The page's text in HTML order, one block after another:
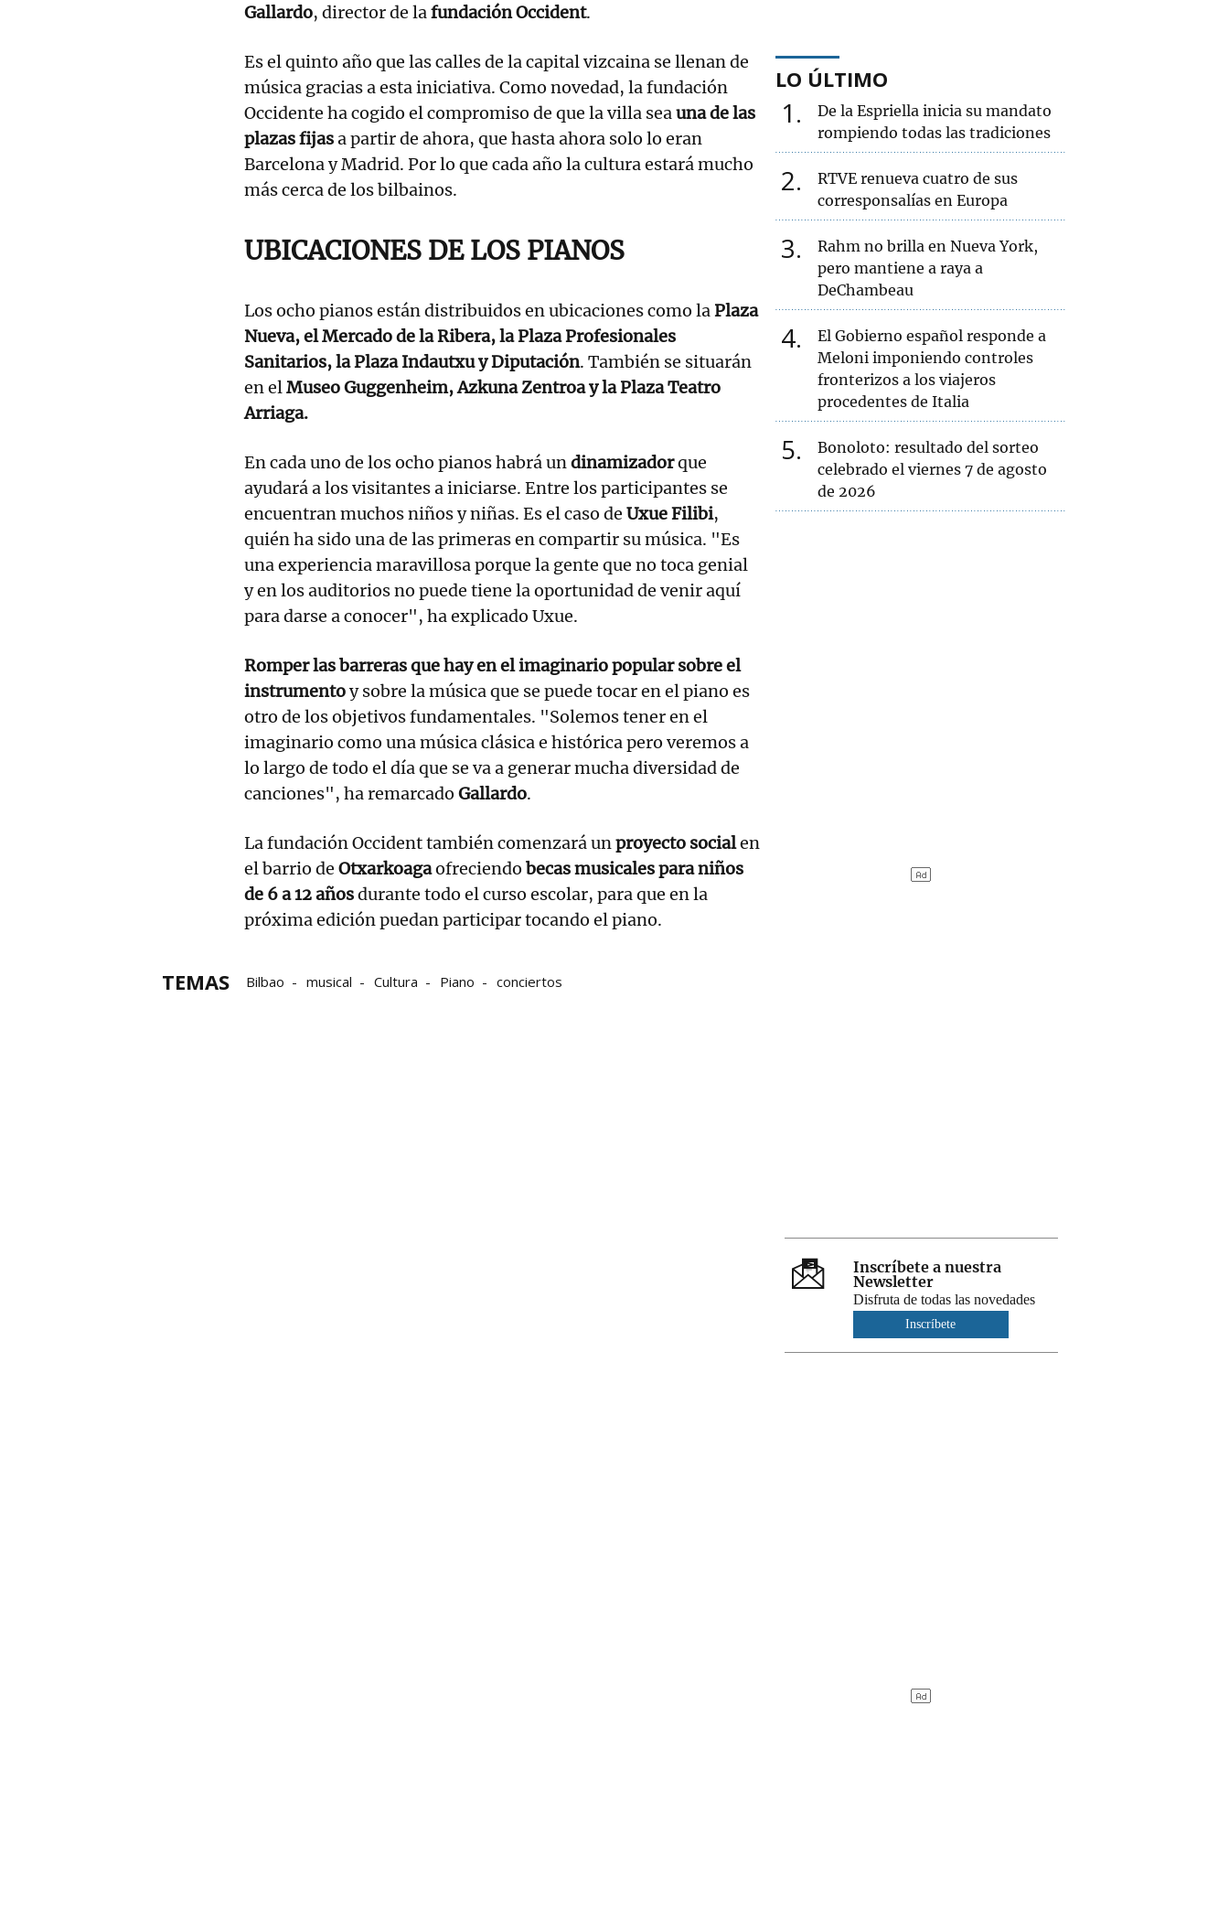
Gallardo, director de lafundación Occident.
Es el quinto año que las calles de la capital vizcaina se llenan de
música gracias a esta iniciativa. Como novedad, la fundación
Occidente ha cogido el compromiso de que la villa seauna de las
plazas fijasa partir de ahora, que hasta ahora solo lo eran
Barcelona y Madrid. Por lo que cada año la cultura estará mucho
más cerca de los bilbainos.
UBICACIONES DE LOS PIANOS
Los ocho pianos están distribuidos en ubicaciones como laPlaza
Nueva, el Mercado de la Ribera, la Plaza Profesionales
Sanitarios, la Plaza Indautxu y Diputación. También se situarán
en elMuseo Guggenheim, Azkuna Zentroa y la Plaza Teatro
Arriaga.
En cada uno de los ocho pianos habrá undinamizadorque
ayudará a los visitantes a iniciarse. Entre los participantes se
encuentran muchos niños y niñas. Es el caso de Uxue Filibi,
quién ha sido una de las primeras en compartir su música. "Es
una experiencia maravillosa porque la gente que no toca genial
y en los auditorios no puede tiene la oportunidad de venir aquí
para darse a conocer", ha explicado Uxue.
Romper las barreras que hay en el imaginario popular sobre el
instrumentoy sobre la música que se puede tocar en el piano es
otro de los objetivos fundamentales. "Solemos tener en el
imaginario como una música clásica e histórica pero veremos a
lo largo de todo el día que se va a generar mucha diversidad de
canciones", ha remarcado Gallardo.
La fundación Occident también comenzará unproyecto socialen
el barrio de Otxarkoagaofreciendo becas musicales para niños
de 6 a 12 añosdurante todo el curso escolar, para que en la
próxima edición puedan participar tocando el piano.
TEMAS Bilbao musical Cultura Piano conciertos
LO ÚLTIMO
1
De la Espriella inicia su mandato
rompiendo todas las tradiciones
2
RTVE renueva cuatro de sus
corresponsalías en Europa
3
Rahm no brilla en Nueva York,
pero mantiene a raya a
DeChambeau
4
El Gobierno español responde a
Meloni imponiendo controles
fronterizos a los viajeros
procedentes de Italia
5
Bonoloto: resultado del sorteo
celebrado el viernes 7 de agosto
de 2026
Inscríbete a nuestra
Newsletter
Disfruta de todas las novedades
Inscríbete